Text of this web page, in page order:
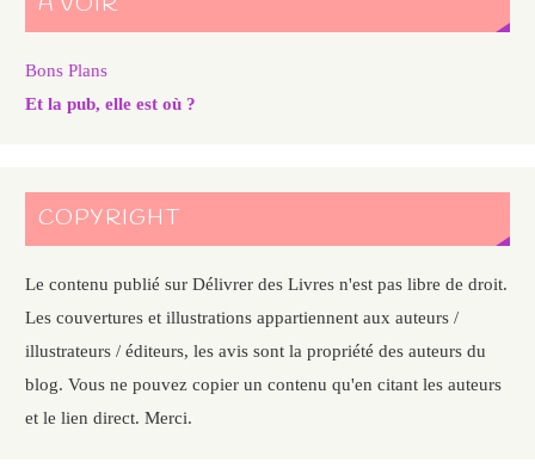
Bons Plans
Et la pub, elle est où ?
COPYRIGHT
Le contenu publié sur Délivrer des Livres n'est pas libre de droit.
Les couvertures et illustrations appartiennent aux auteurs /
illustrateurs / éditeurs, les avis sont la propriété des auteurs du
blog. Vous ne pouvez copier un contenu qu'en citant les auteurs
et le lien direct. Merci.